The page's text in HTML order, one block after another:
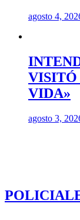
agosto 4,
VISITÓ
VIDA»
agosto 3,